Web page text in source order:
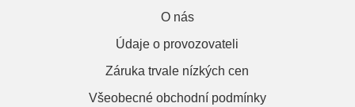
O nás
Údaje o provozovateli
Záruka trvale nízkých cen
Všeobecné obchodní podmínky